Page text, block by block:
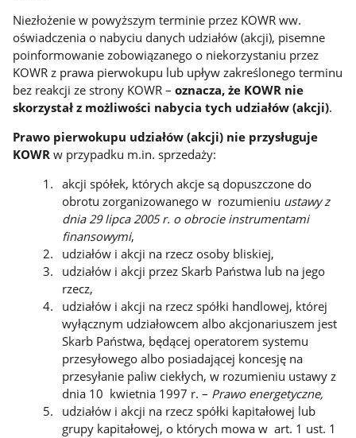
Niezłożenie w powyższym terminie przez KOWR ww.
oświadczenia o nabyciu danych udziałów (akcji), pisemne
poinformowanie zobowiązanego o niekorzystaniu przez
KOWR z prawa pierwokupu lub upływ zakreślonego terminu
bez reakcji ze strony KOWR –oznacza, że KOWR nie
skorzystał z możliwości nabycia tych udziałów (akcji).
Prawo pierwokupu udziałów (akcji) nie przysługuje
KOWR w przypadku m.in. sprzedaży:
akcji spółek, których akcje są dopuszczone do
obrotu zorganizowanego w rozumieniu ustawy z
dnia 29 lipca 2005 r. o obrocie instrumentami
finansowymi,
udziałów i akcji na rzecz osoby bliskiej,
udziałów i akcji przez Skarb Państwa lub na jego
rzecz,
udziałów i akcji na rzecz spółki handlowej, której
wyłącznym udziałowcem albo akcjonariuszem jest
Skarb Państwa, będącej operatorem systemu
przesyłowego albo posiadającej koncesję na
przesyłanie paliw ciekłych, w rozumieniu ustawy z
dnia 10 kwietnia 1997 r. – Prawo energetyczne,
udziałów i akcji na rzecz spółki kapitałowej lub
grupy kapitałowej, o których mowa w art. 1 ust. 1